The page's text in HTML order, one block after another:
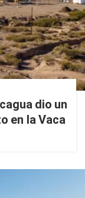
dio un
en la Vaca